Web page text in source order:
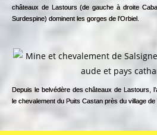
châteaux de Lastours (de gauche à droite
Surdespine) dominent les gorges de l’Orbiel.
Depuis le belvédère des châteaux de Lastours,
le chevalement du Puits Castan près du village de